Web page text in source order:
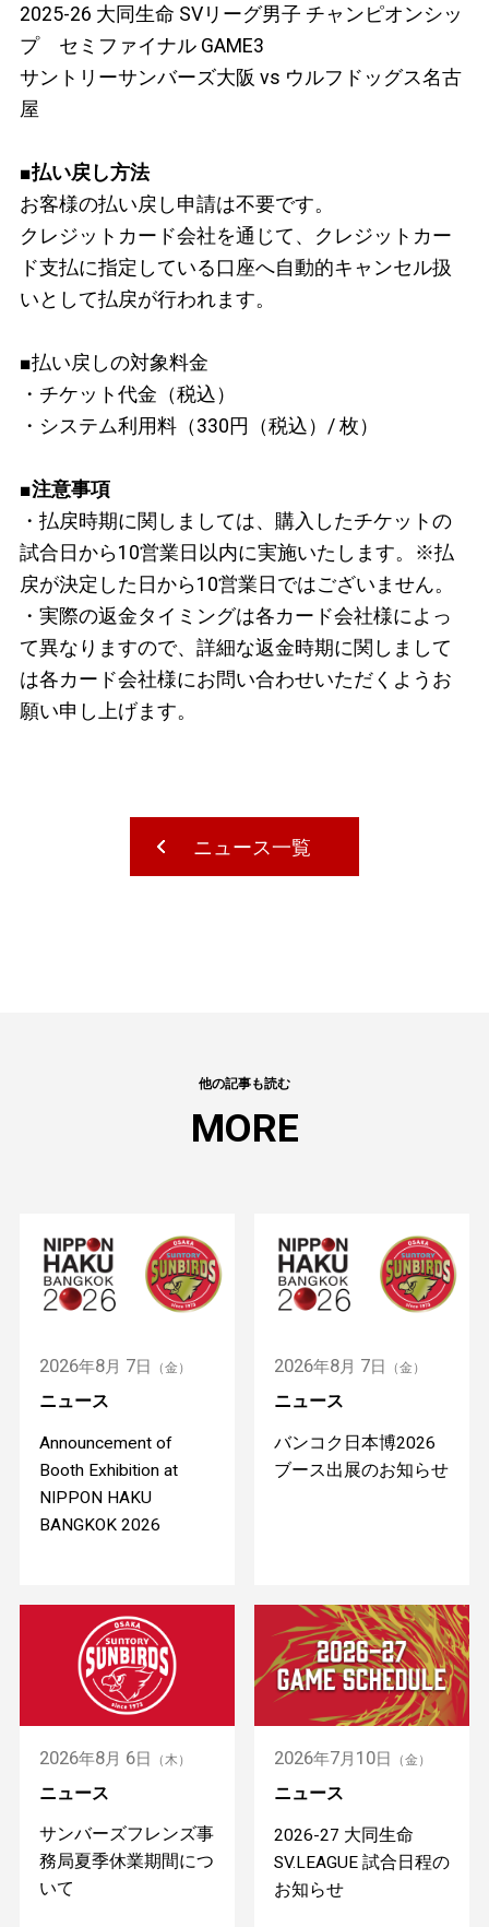
2025-26 大同生命 SVリーグ男子 チャンピオンシッ
プ セミファイナル GAME3
サントリーサンバーズ大阪 vs ウルフドッグス名古
屋
■払い戻し方法
お客様の払い戻し申請は不要です。
クレジットカード会社を通じて、クレジットカー
ド支払に指定している口座へ自動的キャンセル扱
いとして払戻が行われます。
■払い戻しの対象料金
・チケット代金（税込）
・システム利用料（330円（税込）/ 枚）
■注意事項
・払戻時期に関しましては、購入したチケットの
試合日から10営業日以内に実施いたします。※払
戻が決定した日から10営業日ではございません。
・実際の返金タイミングは各カード会社様によっ
て異なりますので、詳細な返金時期に関しまして
は各カード会社様にお問い合わせいただくようお
願い申し上げます。
ニュース一覧
他の記事も読む
MORE
2026年8月 7日 （金）
ニュース
Announcement of
Booth Exhibition at
NIPPON HAKU
BANGKOK 2026
2026年8月 7日 （金）
ニュース
バンコク日本博2026
ブース出展のお知らせ
2026年8月 6日 （木）
ニュース
サンバーズフレンズ事
務局夏季休業期間につ
いて
2026年7月 10日 （金）
ニュース
2026-27 大同生命
SV.LEAGUE 試合日程の
お知らせ